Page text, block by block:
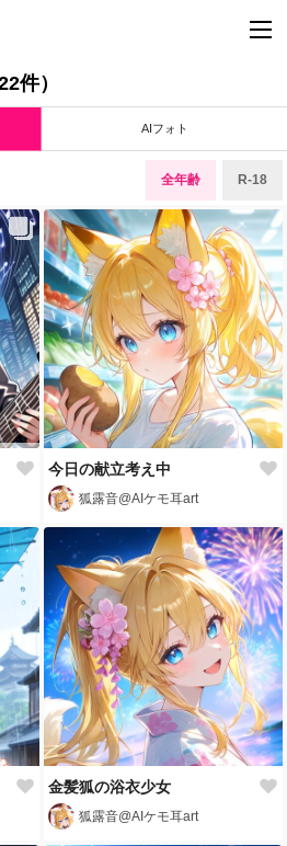
t
o
e
v
i
g
a
t
i
o
n
件）
AIフォト
全年齢 R-18
今日の献立考え中
狐露音@AIケモ耳art
金髪狐の浴衣少女
狐露音@AIケモ耳art